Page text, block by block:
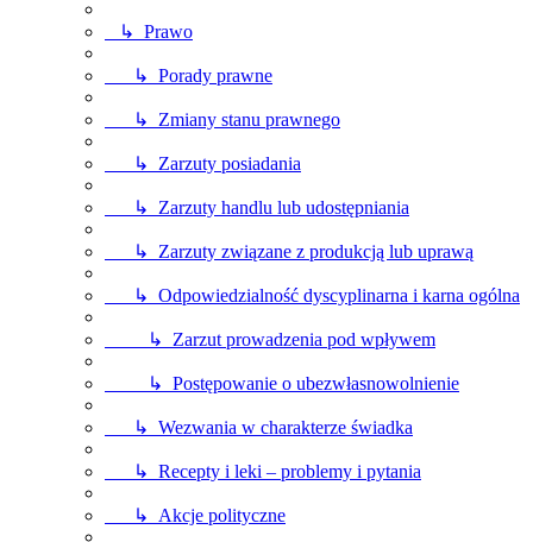
↳ Prawo
↳ Porady prawne
↳ Zmiany stanu prawnego
↳ Zarzuty posiadania
↳ Zarzuty handlu lub udostępniania
↳ Zarzuty związane z produkcją lub uprawą
↳ Odpowiedzialność dyscyplinarna i karna ogólna
↳ Zarzut prowadzenia pod wpływem
↳ Postępowanie o ubezwłasnowolnienie
↳ Wezwania w charakterze świadka
↳ Recepty i leki – problemy i pytania
↳ Akcje polityczne